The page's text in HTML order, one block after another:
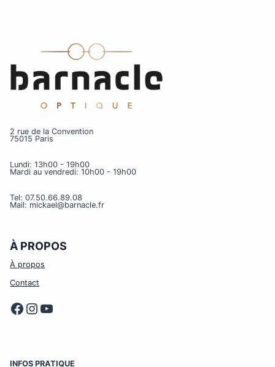
2 rue de la Convention
75015 Paris
Lundi: 13h00 - 19h00
Mardi au vendredi: 10h00 - 19h00
Tel: 07.50.66.89.08
Mail: mickael@barnacle.fr
À PROPOS
À propos
Contact
Facebook
Instagram
YouTube
INFOS PRATIQUE